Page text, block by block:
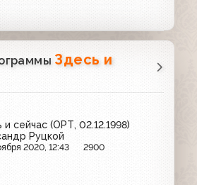
Здесь и
и сейчас (ОРТ, 02.12.1998)
Руцкой
2020, 12:43 2900